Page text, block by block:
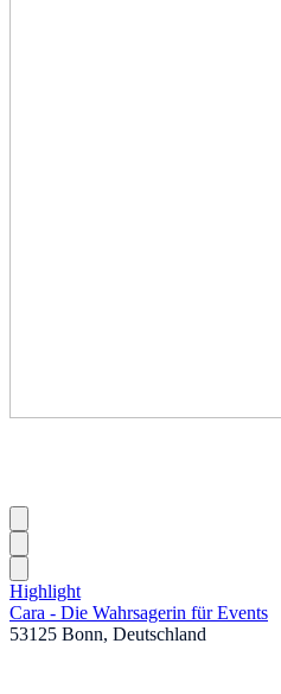
Highlight
Cara - Die Wahrsagerin für Events
53125 Bonn, Deutschland